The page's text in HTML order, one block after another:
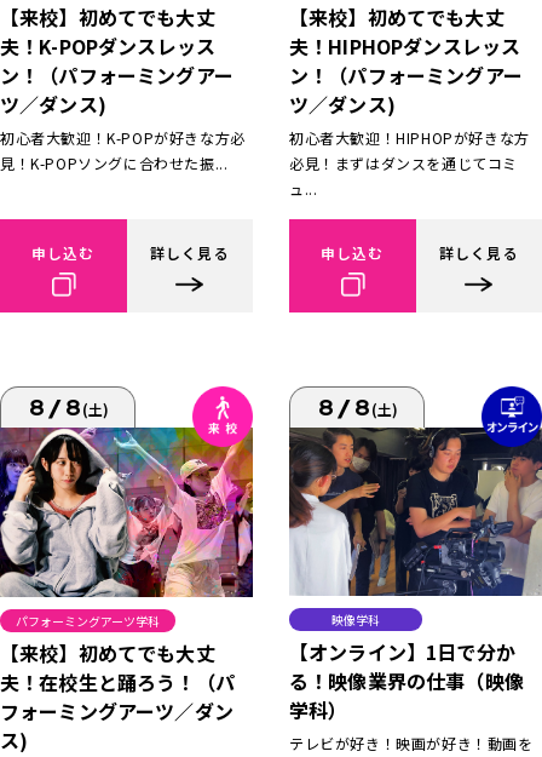
【来校】初めてでも大丈
夫！K-POPダンスレッス
ン！（パフォーミングアー
ツ／ダンス)
初心者大歓迎！K-POPが好きな方必
見！K-POPソングに合わせた振...
申し込む 詳しく見る
【来校】初めてでも大丈
夫！HIPHOPダンスレッス
ン！（パフォーミングアー
ツ／ダンス)
初心者大歓迎！HIPHOPが好きな方
必見！まずはダンスを通じてコミ
ュ...
申し込む 詳しく見る
8/8(土)
パフォーミングアーツ学科
【来校】初めてでも大丈
夫！在校生と踊ろう！（パ
フォーミングアーツ／ダン
ス)
8/8(土)
映像学科
【オンライン】1日で分か
る！映像業界の仕事（映像
学科）
テレビが好き！映画が好き！動画を